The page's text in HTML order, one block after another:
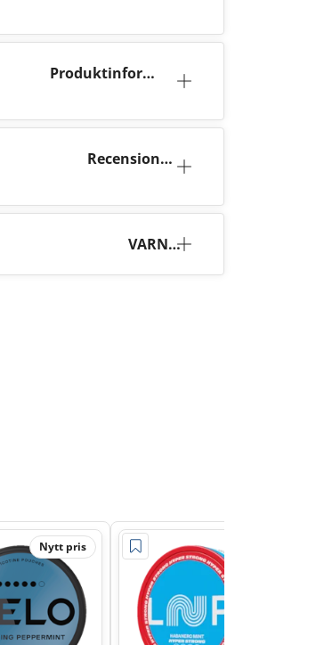
Produktinforma
Recensione
VARNI
Nytt pris